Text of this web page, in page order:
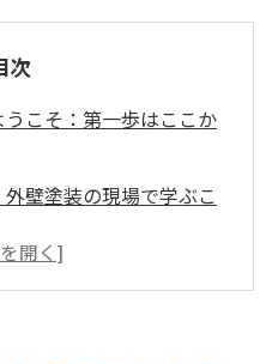
次
こそ：第一歩はここか
壁塗装の現場で学ぶこ
と成長の実感